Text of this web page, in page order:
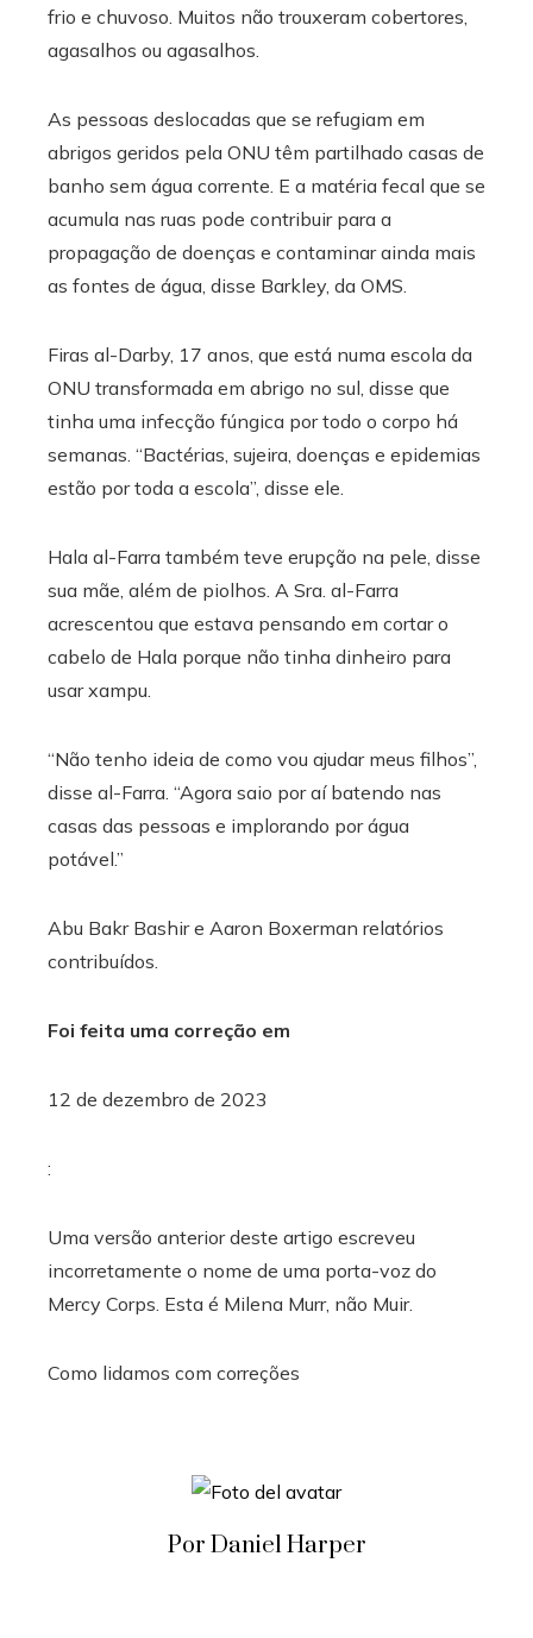
frio e chuvoso. Muitos não trouxeram cobertores,
agasalhos ou agasalhos.
As pessoas deslocadas que se refugiam em
abrigos geridos pela ONU têm partilhado casas de
banho sem água corrente. E a matéria fecal que se
acumula nas ruas pode contribuir para a
propagação de doenças e contaminar ainda mais
as fontes de água, disse Barkley, da OMS.
Firas al-Darby, 17 anos, que está numa escola da
ONU transformada em abrigo no sul, disse que
tinha uma infecção fúngica por todo o corpo há
semanas. “Bactérias, sujeira, doenças e epidemias
estão por toda a escola”, disse ele.
Hala al-Farra também teve erupção na pele, disse
sua mãe, além de piolhos. A Sra. al-Farra
acrescentou que estava pensando em cortar o
cabelo de Hala porque não tinha dinheiro para
usar xampu.
“Não tenho ideia de como vou ajudar meus filhos”,
disse al-Farra. “Agora saio por aí batendo nas
casas das pessoas e implorando por água
potável.”
Abu Bakr Bashire Aaron Boxerman relatórios
contribuídos.
Foi feita uma correção em
12 de dezembro de 2023
:
Uma versão anterior deste artigo escreveu
incorretamente o nome de uma porta-voz do
Mercy Corps. Esta é Milena Murr, não Muir.
Como lidamos com correções
Por Daniel Harper